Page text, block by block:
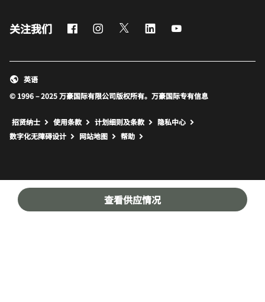
查看供应情况
关注我们 FacebookInstagram
Twitter LinkedIn
© 1996 – 2025 万豪国际有限公司版权所有。万豪国际专有信息
英语
招贤纳士 使用条款 计划细则及条款
隐私中心
数字化无障碍设计
网站地图 打开新窗口
帮助